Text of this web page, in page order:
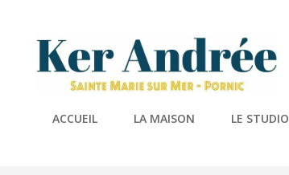
ACCUEIL LA MAISON LE STUDIO